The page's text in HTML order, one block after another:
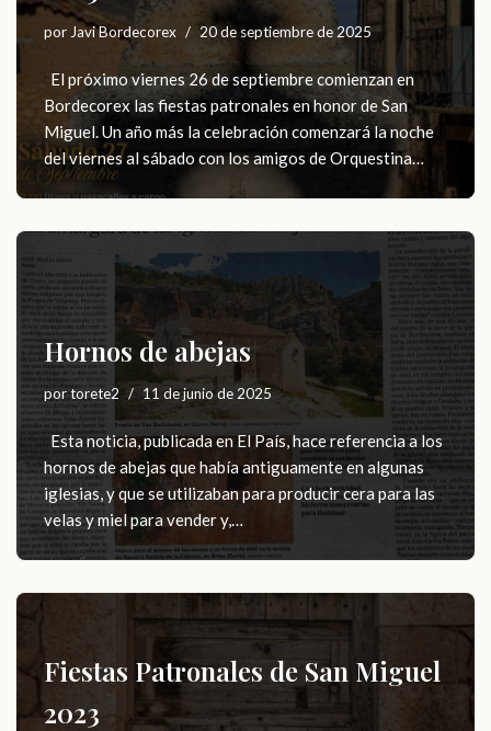
por Javi Bordecorex 20 de septiembre de 2025
El próximo viernes 26 de septiembre comienzan en
Bordecorex las fiestas patronales en honor de San
Miguel. Un año más la celebración comenzará la noche
del viernes al sábado con los amigos de Orquestina…
Hornos de abejas
portorete2 11 de junio de 2025
Esta noticia, publicada en El País, hace referencia a los
hornos de abejas que había antiguamente en algunas
iglesias, y que se utilizaban para producir cera para las
velas y miel para vender y,…
Fiestas Patronales de San Miguel
2023